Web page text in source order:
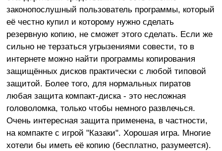
законопослушный пользователь программы, который
её честно купил и которому нужно сделать
резервную копию, не сможет этого сделать. Если же
сильно не терзаться угрызениями совести, то в
интернете можно найти программы копирования
защищённых дисков практически с любой типовой
защитой. Более того, для нормальных пиратов
любая защита компакт-диска - это несложная
головоломка, только чтобы немного развлечься.
Очень интересная защита применена, в частности,
на компакте с игрой "Казаки". Хорошая игра. Многие
хотели бы иметь её копию (бесплатно, разумеется).